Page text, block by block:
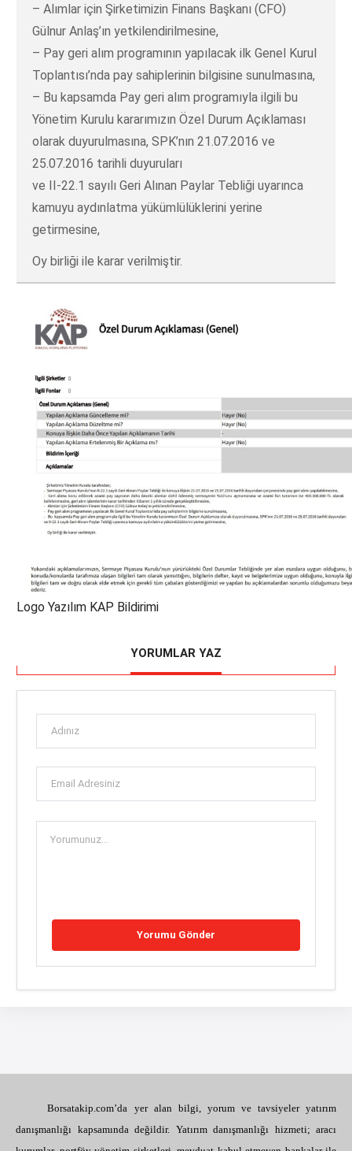
– Alımlar için Şirketimizin Finans Başkanı (CFO)
Gülnur Anlaş’ın yetkilendirilmesine,
– Pay geri alım programının yapılacak ilk Genel Kurul
Toplantısı’nda pay sahiplerinin bilgisine sunulmasına,
– Bu kapsamda Pay geri alım programıyla ilgili bu
Yönetim Kurulu kararımızın Özel Durum Açıklaması
olarak duyurulmasına, SPK’nın 21.07.2016 ve
25.07.2016 tarihli duyuruları
ve II-22.1 sayılı Geri Alınan Paylar Tebliği uyarınca
kamuyu aydınlatma yükümlülüklerini yerine
getirmesine,
Oy birliği ile karar verilmiştir.
Logo Yazılım KAP Bildirimi
YORUMLAR YAZ
Borsatakip.com’da yer alan bilgi, yorum ve tavsiyeler yatırım
danışmanlığı kapsamında değildir. Yatırım danışmanlığı hizmeti; aracı